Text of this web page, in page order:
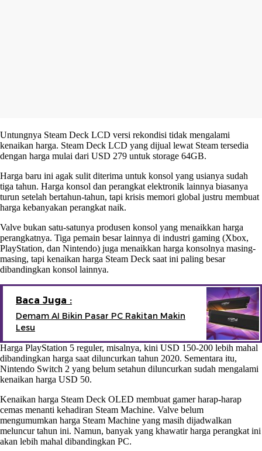
Untungnya Steam Deck LCD versi rekondisi tidak mengalami
kenaikan harga. Steam Deck LCD yang dijual lewat Steam tersedia
dengan harga mulai dari USD 279 untuk storage 64GB.
Harga baru ini agak sulit diterima untuk konsol yang usianya sudah
tiga tahun. Harga konsol dan perangkat elektronik lainnya biasanya
turun setelah bertahun-tahun, tapi krisis memori global justru membuat
harga kebanyakan perangkat naik.
Valve bukan satu-satunya produsen konsol yang menaikkan harga
perangkatnya. Tiga pemain besar lainnya di industri gaming (Xbox,
PlayStation, dan Nintendo) juga menaikkan harga konsolnya masing-
masing, tapi kenaikan harga Steam Deck saat ini paling besar
dibandingkan konsol lainnya.
Baca Juga :
Demam AI Bikin Pasar PC Rakitan Makin
Lesu
Harga PlayStation 5 reguler, misalnya, kini USD 150-200 lebih mahal
dibandingkan harga saat diluncurkan tahun 2020. Sementara itu,
Nintendo Switch 2 yang belum setahun diluncurkan sudah mengalami
kenaikan harga USD 50.
Kenaikan harga Steam Deck OLED membuat gamer harap-harap
cemas menanti kehadiran Steam Machine. Valve belum
mengumumkan harga Steam Machine yang masih dijadwalkan
meluncur tahun ini. Namun, banyak yang khawatir harga perangkat ini
akan lebih mahal dibandingkan PC.